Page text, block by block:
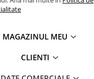
MAGAZINUL MEU
CLIENTI